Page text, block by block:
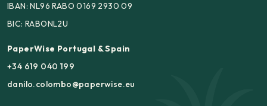
IBAN: NL96 RABO 0169 2930 09
BIC: RABONL2U
PaperWise Portugal & Spain
+34 619 040 199
danilo.colombo@paperwise.eu